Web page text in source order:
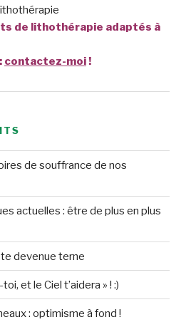
de lithothérapie adaptés à
contactez-moi!
de souffrance de nos
actuelles : être de plus en plus
devenue terne
et le Ciel t’aidera » ! :)
: optimisme à fond !